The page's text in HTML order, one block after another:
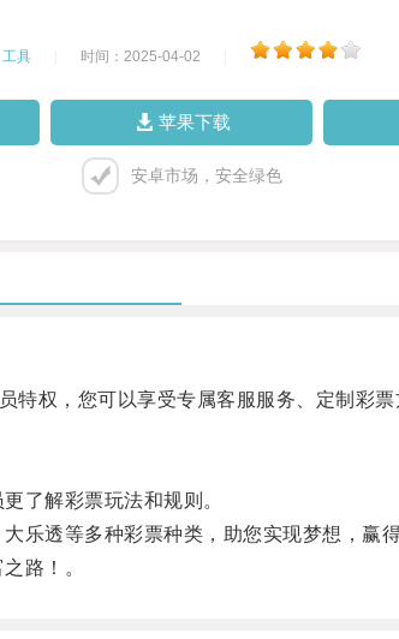
工具 时间：2025-04-02
苹果下载
安卓市场，安全绿色
权，您可以享受专属客服服务、定制彩票
了解彩票玩法和规则。
透等多种彩票种类，助您实现梦想，赢得
路！。